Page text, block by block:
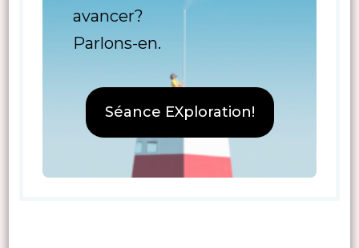
avancer?
Parlons-en.
Séance EXploration!